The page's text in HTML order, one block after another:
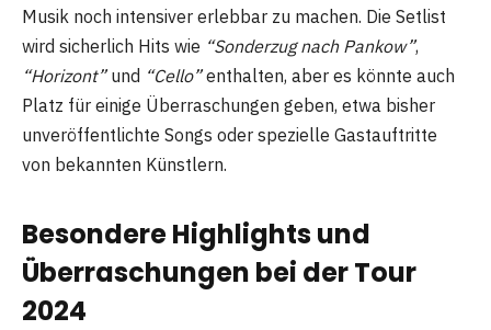
Musik noch intensiver erlebbar zu machen. Die Setlist
wird sicherlich Hits wie “Sonderzug nach Pankow”,
“Horizont”und “Cello”enthalten, aber es könnte auch
Platz für einige Überraschungen geben, etwa bisher
unveröffentlichte Songs oder spezielle Gastauftritte
von bekannten Künstlern.
Besondere Highlights und
Überraschungen bei der Tour
2024